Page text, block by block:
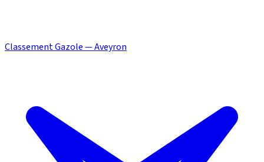
Classement Gazole — Aveyron